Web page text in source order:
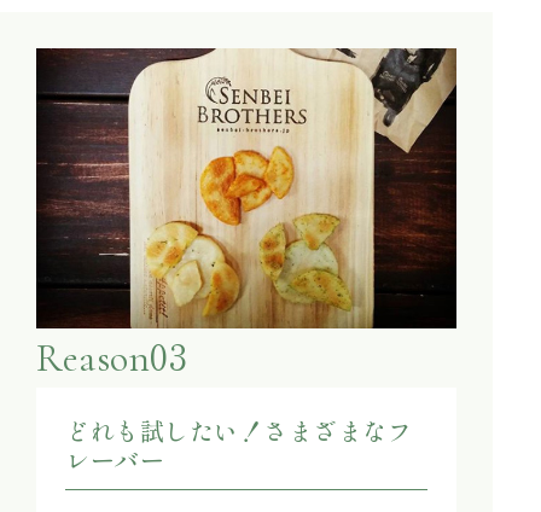
Reason03
どれも試したい！さまざまなフ
レーバー